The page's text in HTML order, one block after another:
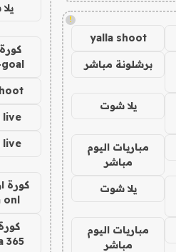
!
yalla shoot
برشلونة مباشر
يلا شوت
مباريات اليوم
مباشر
يلا شوت
مباريات اليوم
مباشر
live
live
كورة
onl
365